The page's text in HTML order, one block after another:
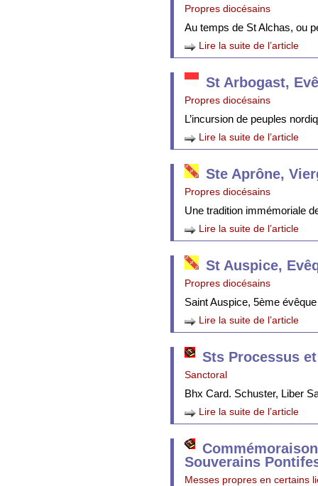
Propres diocésains
Au temps de St Alchas, ou
Lire la suite de l’article
St Arbogast,
Propres diocésains
L’incursion de peuples
Lire la suite de l’article
Ste Aprône,
Propres diocésains
Une tradition immémoriale
Lire la suite de l’article
St Auspice,
Propres diocésains
Saint Auspice, 5ème
Lire la suite de l’article
Sts Processus
Sanctoral
Bhx Card. Schuster, Liber
Lire la suite de l’article
Souverains
Messes propres en certains